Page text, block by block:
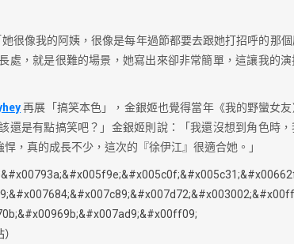
很像我的阿姨，很像是每年過節都要去跟她打招呼的那
，就是很難的場景，她寫出來卻非常簡單，這讓我的
再展「搞笑本色」，金銀姬也覺得當年《我的野蠻女
還是有點搞笑吧？」金銀姬則說：「我還沒想到角色時，
，真的成長不少，這次的『徐伊江』很適合她。」